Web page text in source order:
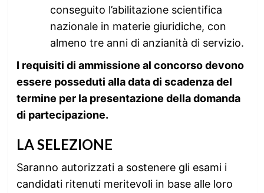
conseguito l’abilitazione scientifica
nazionale in materie giuridiche, con
almeno tre anni di anzianità di servizio.
I requisiti di ammissione al concorso devono
essere posseduti alla data di scadenza del
termine per la presentazione della domanda
di partecipazione.
LA SELEZIONE
Saranno autorizzati a sostenere gli esami i
candidati ritenuti meritevoli in base alle loro